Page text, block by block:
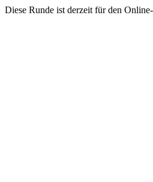
Diese Runde ist derzeit für den